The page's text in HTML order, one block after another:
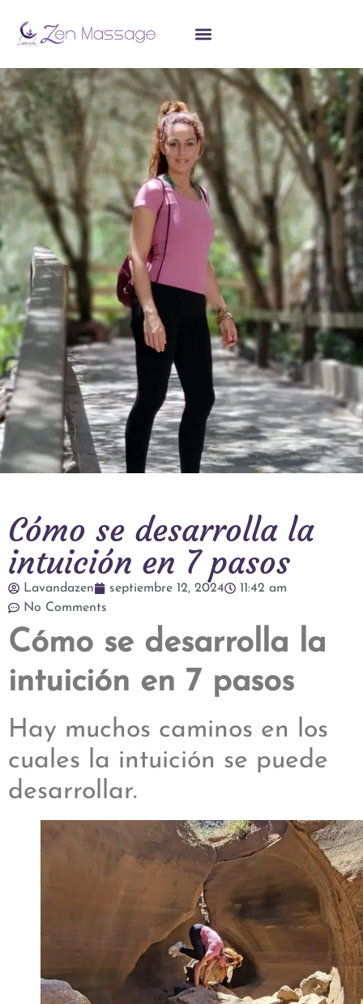
Cómo se desarrolla la
intuición en 7 pasos
Lavandazen septiembre 12, 2024
11:42 am
No Comments
Cómo se desarrolla la
intuición en 7 pasos
Hay muchos caminos en los
cuales la intuición se puede
desarrollar.